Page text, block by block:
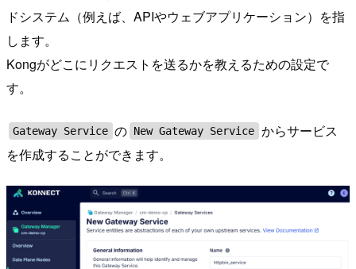
ドシステム（例えば、APIやウェブアプリケーション）を指
します。
Kongがどこにリクエストを送るかを教えるための設定で
す。
Gateway Service の New Gateway Service からサービス
を作成することができます。